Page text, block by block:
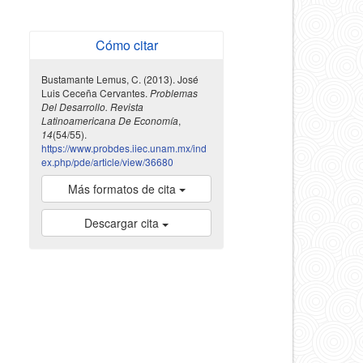
Cómo citar
Bustamante Lemus, C. (2013). José
Luis Ceceña Cervantes. Problemas
Del Desarrollo. Revista
Latinoamericana De Economía,
14(54/55).
https://www.probdes.iiec.unam.mx/ind
ex.php/pde/article/view/36680
Más formatos de cita
Descargar cita